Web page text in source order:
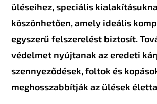
üléseihez, speciális
köszönhetően, amely ideális
egyszerű felszerelést biztosít.
védelmet nyújtanak az eredeti
szennyeződések, foltok és
meghosszabbítják az ülések